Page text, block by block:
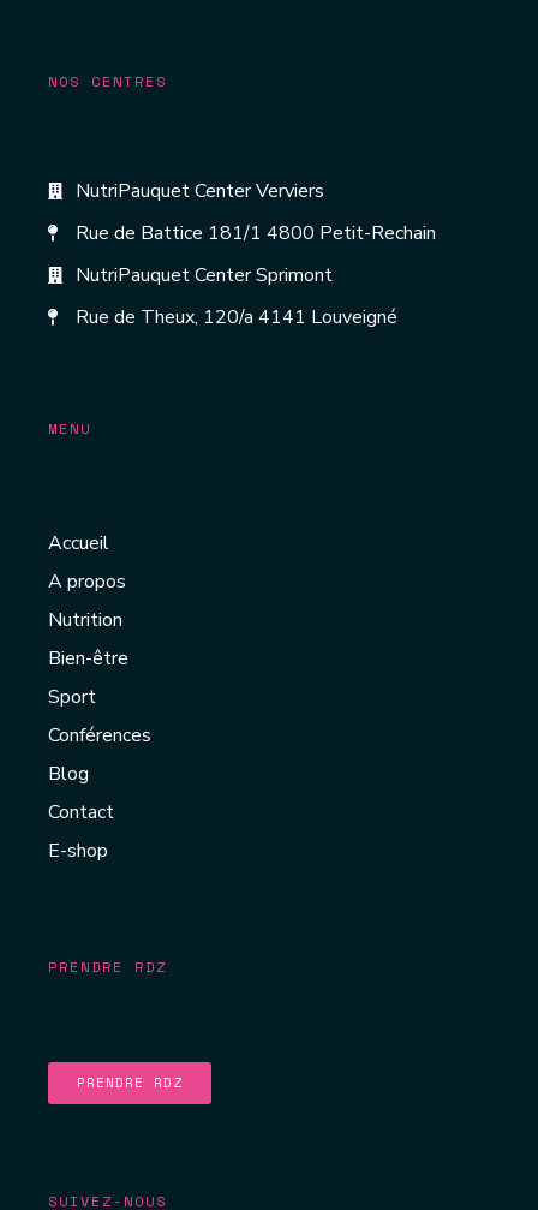
NOS CENTRES
NutriPauquet Center Verviers
Rue de Battice 181/1 4800 Petit-Rechain
NutriPauquet Center Sprimont
Rue de Theux, 120/a 4141 Louveigné
MENU
Accueil
A propos
Nutrition
Bien-être
Sport
Conférences
Blog
Contact
E-shop
PRENDRE RDZ
PRENDRE RDZ
SUIVEZ-NOUS